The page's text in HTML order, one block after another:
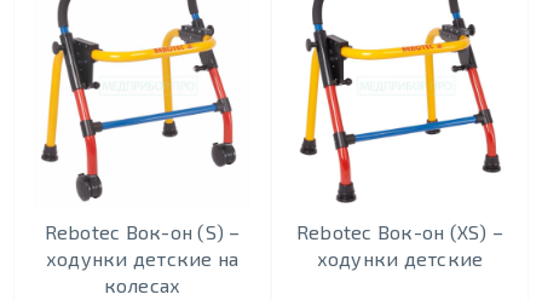
Rebotec Вок-он (S) –
ходунки детские на
колесах
Rebotec Вок-он (XS) –
ходунки детские